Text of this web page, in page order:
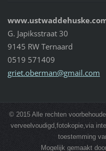
G. Japiksstraat 30
9145 RW Ternaard
0519 571409
griet.oberman@gmail.com
© 2015 Alle rechten
verveelvoudigd,fotokopie,via
toestemming
Mogelijk gemaakt